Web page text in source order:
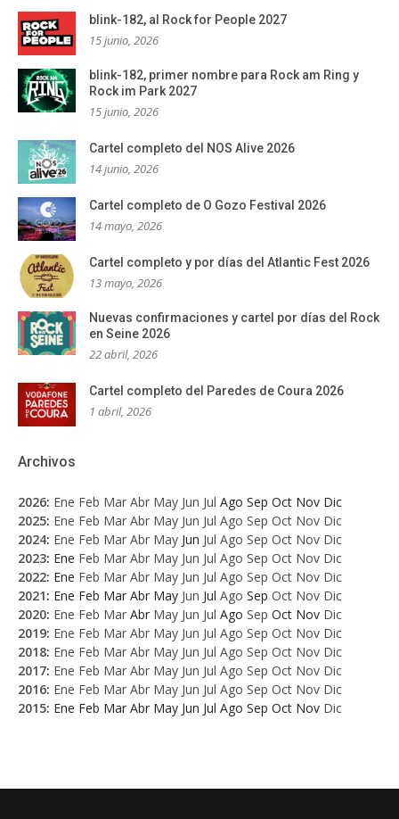
blink-182, al Rock for People 2027
15 junio, 2026
blink-182, primer nombre para Rock am Ring y
Rock im Park 2027
15 junio, 2026
Cartel completo del NOS Alive 2026
14 junio, 2026
Cartel completo de O Gozo Festival 2026
14 mayo, 2026
Cartel completo y por días del Atlantic Fest 2026
13 mayo, 2026
Nuevas confirmaciones y cartel por días del Rock
en Seine 2026
22 abril, 2026
Cartel completo del Paredes de Coura 2026
1 abril, 2026
Archivos
2026: Ene Feb Mar Abr May Jun Jul Ago Sep Oct Nov Dic
2025: Ene Feb Mar Abr May Jun Jul Ago Sep Oct Nov Dic
2024: Ene Feb Mar Abr May Jun Jul Ago Sep Oct Nov Dic
2023: Ene Feb Mar Abr May Jun Jul Ago Sep Oct Nov Dic
2022: Ene Feb Mar Abr May Jun Jul Ago Sep Oct Nov Dic
2021: Ene Feb Mar Abr May Jun Jul Ago Sep Oct Nov Dic
2020: Ene Feb Mar Abr May Jun Jul Ago Sep Oct Nov Dic
2019: Ene Feb Mar Abr May Jun Jul Ago Sep Oct Nov Dic
2018: Ene Feb Mar Abr May Jun Jul Ago Sep Oct Nov Dic
2017: Ene Feb Mar Abr May Jun Jul Ago Sep Oct Nov Dic
2016: Ene Feb Mar Abr May Jun Jul Ago Sep Oct Nov Dic
2015: Ene Feb Mar Abr May Jun Jul Ago Sep Oct Nov Dic